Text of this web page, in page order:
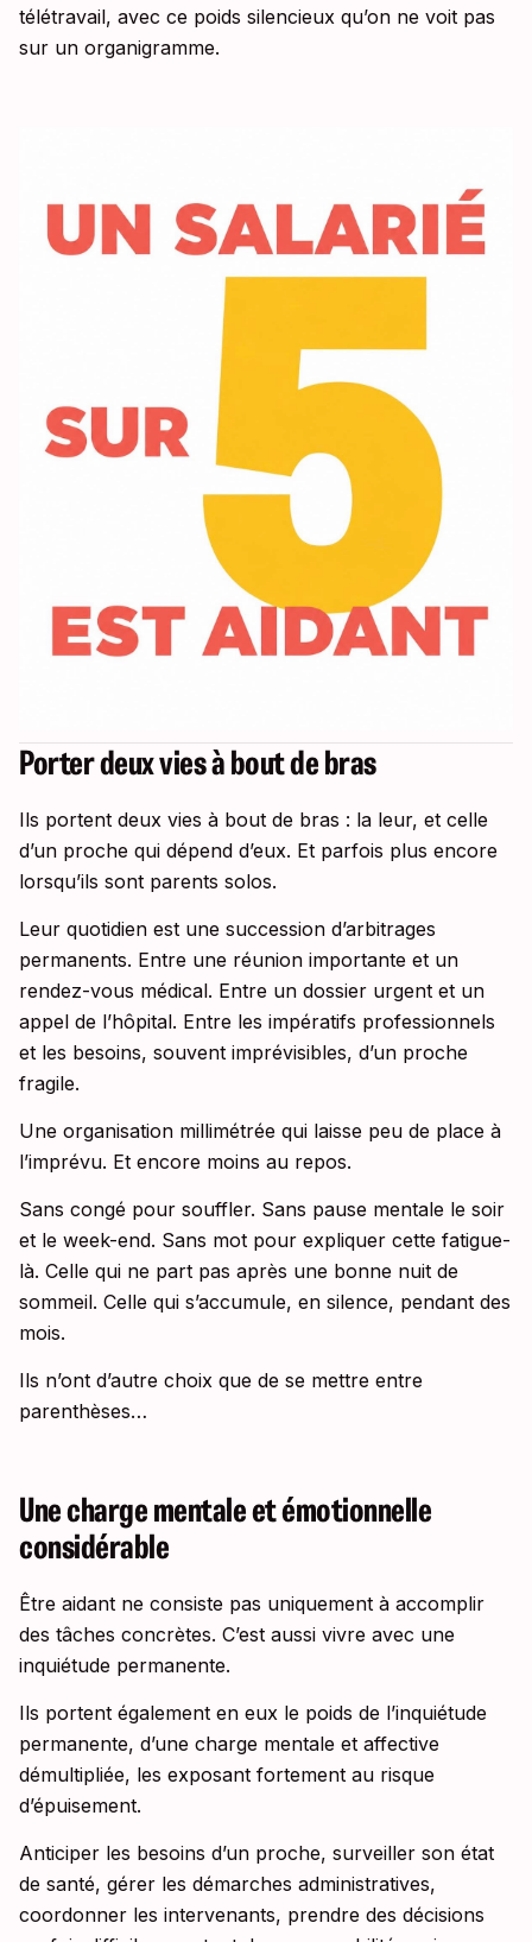
télétravail, avec ce poids silencieux qu’on ne voit pas
sur un organigramme.
Porter deux vies à bout de bras
Ils portent deux vies à bout de bras : la leur, et celle
d’un proche qui dépend d’eux. Et parfois plus encore
lorsqu’ils sont parents solos.
Leur quotidien est une succession d’arbitrages
permanents. Entre une réunion importante et un
rendez-vous médical. Entre un dossier urgent et un
appel de l’hôpital. Entre les impératifs professionnels
et les besoins, souvent imprévisibles, d’un proche
fragile.
Une organisation millimétrée qui laisse peu de place à
l’imprévu. Et encore moins au repos.
Sans congé pour souffler. Sans pause mentale le soir
et le week-end. Sans mot pour expliquer cette fatigue-
là. Celle qui ne part pas après une bonne nuit de
sommeil. Celle qui s’accumule, en silence, pendant des
mois.
Ils n’ont d’autre choix que de se mettre entre
parenthèses…
Une charge mentale et émotionnelle
considérable
Être aidant ne consiste pas uniquement à accomplir
des tâches concrètes. C’est aussi vivre avec une
inquiétude permanente.
Ils portent également en eux le poids de l’inquiétude
permanente, d’une charge mentale et affective
démultipliée, les exposant fortement au risque
d’épuisement.
Anticiper les besoins d’un proche, surveiller son état
de santé, gérer les démarches administratives,
coordonner les intervenants, prendre des décisions